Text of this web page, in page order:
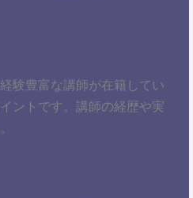
験豊富な講師が在籍してい
ントです。講師の経歴や実